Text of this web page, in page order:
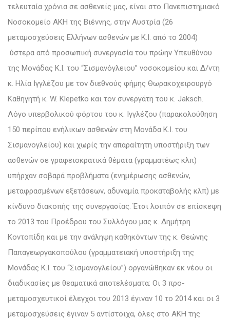
τελευταία χρόνια σε ασθενείς μας, είναι στο Πανεπιστημιακό
Νοσοκομείο ΑΚΗ της Βιέννης, στην Αυστρία (26
μεταμοσχεύσεις Ελλήνων ασθενών με Κ.Ι. από το 2004)
ύστερα από προσωπική συνεργασία του πρώην Υπευθύνου
της Μονάδας Κ.Ι. του “Σισμανόγλειου” νοσοκομείου και Δ/ντη
κ. Ηλία Ιγγλέζου με τον διεθνούς φήμης Θωρακοχειρουργό
Καθηγητή κ. W. Klepetko και τον συνεργάτη του κ. Jaksch.
Λόγο υπερβολικού φόρτου του κ. Ιγγλέζου (παρακολούθηση
150 περίπου ενήλικων ασθενών στη Μονάδα Κ.Ι. του
Σισμανογλείου) και χωρίς την απαραίτητη υποστήριξη των
ασθενών σε γραφειοκρατικά θέματα (γραμματέως κλπ)
υπήρχαν σοβαρά προβλήματα (ενημέρωσης ασθενών,
μεταφρασμένων εξετάσεων, αδυναμία προκαταβολής κλπ) με
κίνδυνο διακοπής της συνεργασίας. Έτσι λοιπόν σε επίσκεψη
το 2013 του Προέδρου του Συλλόγου μας κ. Δημήτρη
Κοντοπίδη και με την ανάληψη καθηκόντων της κ. Θεώνης
Παπαγεωργακοπούλου (γραμματειακή υποστήριξη της
Μονάδας Κ.Ι. του “Σισμανογλείου”) οργανώθηκαν εκ νέου οι
διαδικασίες με θεαματικά αποτελέσματα: Οι 3 προ-
μεταμοσχευτικοί έλεγχοι του 2013 έγιναν 10 το 2014 και οι 3
μεταμοσχεύσεις έγιναν 5 αντίστοιχα, όλες στο AKH της